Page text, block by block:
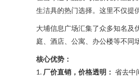
生洁具的热门选择。这里不仅提
大埔信息广场汇集了众多知名及
庭、酒店、公寓、办公楼等不同
核心优势：
1. 厂价直销，价格透明： 省去中